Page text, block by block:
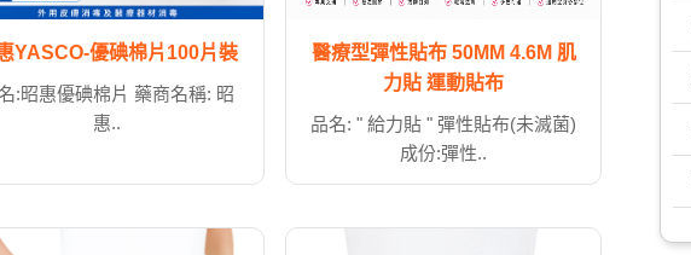
YASCO-優碘棉片100片裝
:昭惠優碘棉片 藥商名稱: 昭
惠..
醫療型彈性貼布 50MM 4.6M 肌
力貼 運動貼布
品名: " 給力貼 " 彈性貼布(未滅菌)
成份:彈性..